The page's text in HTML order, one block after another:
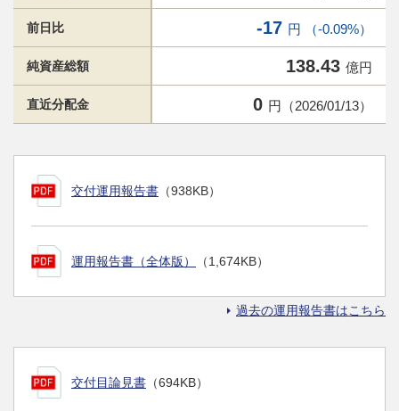
前日比 -17 円 （-0.09%）
純資産総額 138.43 億円
直近分配金 0 円（2026/01/13）
交付運用報告書 （938KB）
運用報告書（全体版） （1,674KB）
過去の運用報告書はこちら
交付目論見書 （694KB）